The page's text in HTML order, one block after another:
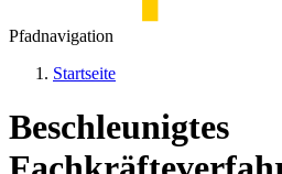
Pfadnavigation
Startseite
Beschleunigtes